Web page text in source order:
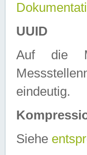
UUID
Auf die
eindeutig.
Siehe